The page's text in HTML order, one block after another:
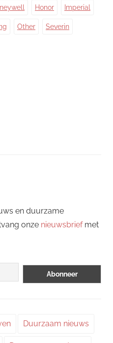
Honor Imperial
Other Severin
en duurzame
onze nieuwsbriefmet
Duurzaam nieuws